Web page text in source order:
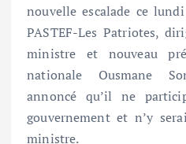
nouvelle escalade ce
PASTEF-Les Patriotes,
ministre et nouveau
nationale Ousmane
annoncé qu’il ne
gouvernement et n’y
ministre.